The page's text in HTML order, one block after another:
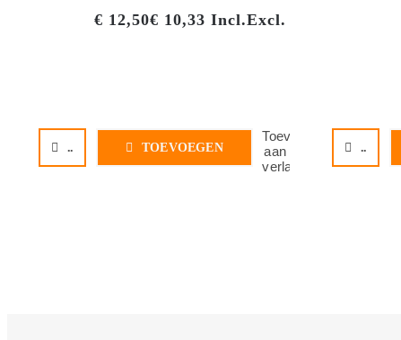
€ 12,50€ 10,33 Incl.Excl.
.. TOEVOEGEN
Toevoegen
aan
verlanglijst
..